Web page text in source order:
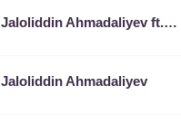
Jaloliddin Ahmadaliyev ft. Xamdam Sobirov
Jaloliddin Ahmadaliyev